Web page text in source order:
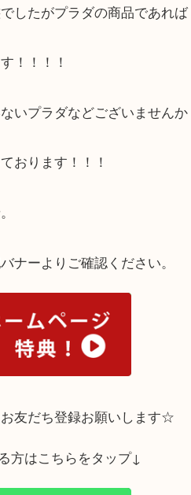
お売りいただきました。
お持ちいただきました！
でしたがプラダの商品であ
す！！！！
ないプラダなどございませ
ております！！！
。
バナーよりご確認ください